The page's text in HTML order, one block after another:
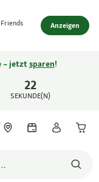
Anzeigen
22
SEKUNDE(N)
– jetztsparen!